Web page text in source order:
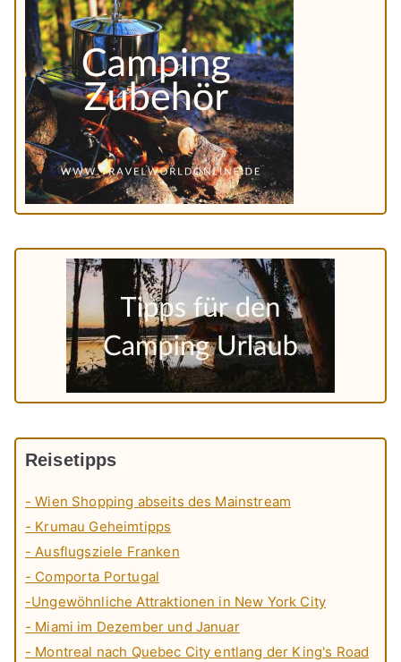
Reisetipps
- Wien Shopping abseits des Mainstream
- Krumau Geheimtipps
- Ausflugsziele Franken
- Comporta Portugal
-Ungewöhnliche Attraktionen in New York City
- Miami im Dezember und Januar
- Montreal nach Quebec City entlang der King's Road